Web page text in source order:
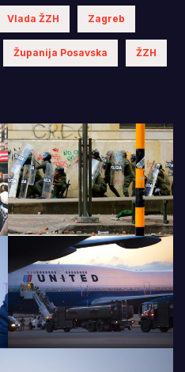
Vlada ŽZH Zagreb
Županija Posavska ŽZH